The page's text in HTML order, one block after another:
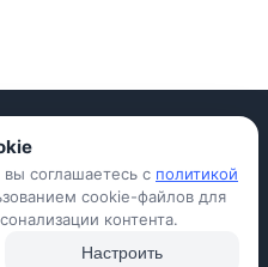
для iPhone
2026
соглашаетесь с политикой
cookie-файлов для
контента.
Настроить